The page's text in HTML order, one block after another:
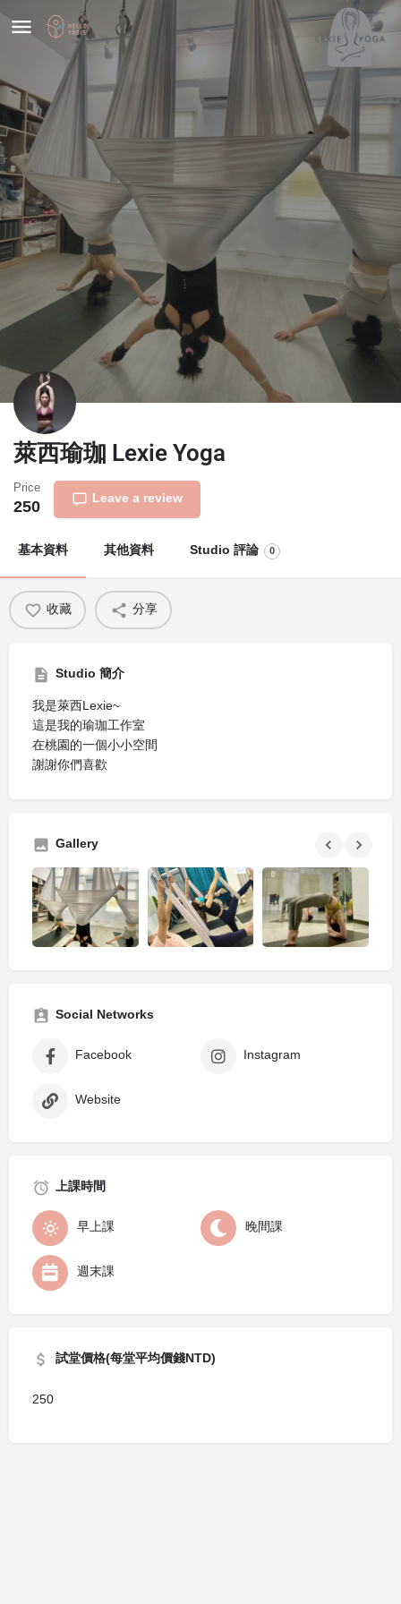
萊西瑜珈 Lexie Yoga
Price
250 Leave a review
基本資料 其他資料 Studio 評論 0
收藏 分享
Studio 簡介
我是萊西Lexie~
這是我的瑜珈工作室
在桃園的一個小小空間
謝謝你們喜歡
Gallery
Social Networks
Facebook Instagram
Website
上課時間
早上課 晚間課
週末課
試堂價格(每堂平均價錢NTD)
250